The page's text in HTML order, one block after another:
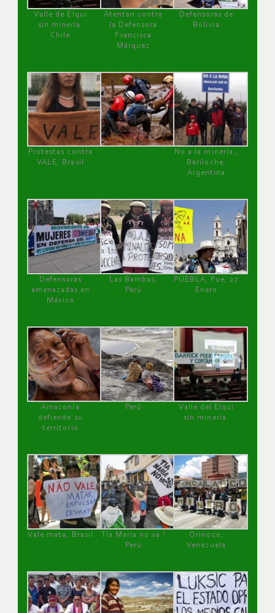
Valle de Elqui
sin minería.
Chile
Atentan contra
la Defensora
Francisca
Márquez
Defensoras de
Bolivia
Protestas contra
VALE, Brasil
No a la minería ,
Bariloche,
Argentina
Defensoras
amenazadas en
México
Las Bambas,
Perú
PUEBLA, Pue, 27
Enero
Amazonía
defiende su
territorio
Perú
Valle del Elqui
sin minería.
Vale mata, Brasil
Tía María no va !
Perú
Orinoco,
Venezuela